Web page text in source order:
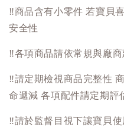
‼️商品含有小零件 若寶貝
安全性
‼️各項商品請依常規與廠商
‼️請定期檢視商品完整性
命遞減 各項配件請定期評
‼️請於監督目視下讓寶貝使